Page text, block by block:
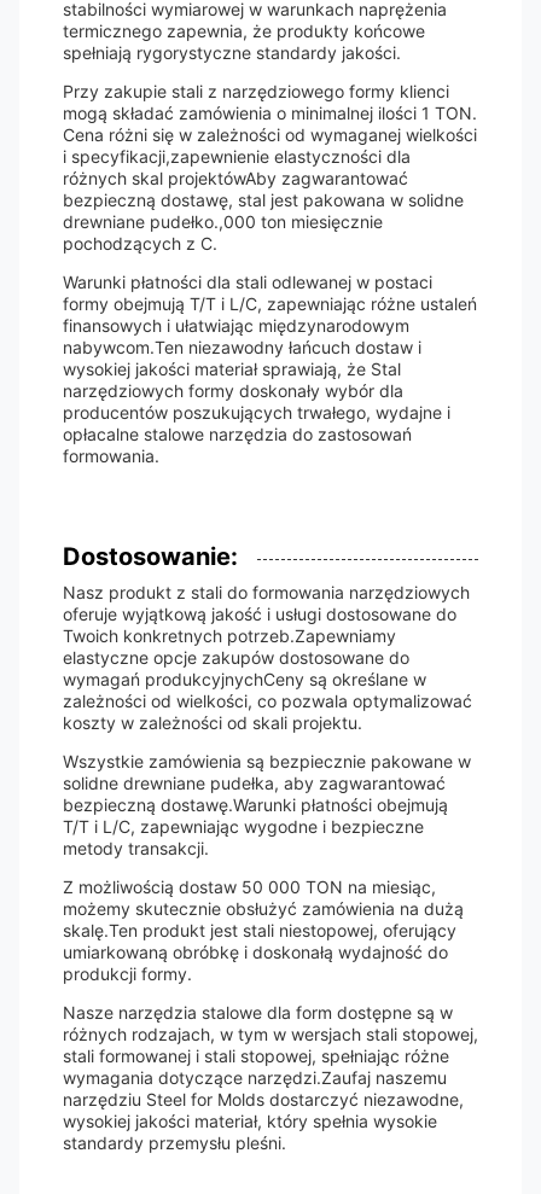
stabilności wymiarowej w warunkach naprężenia
termicznego zapewnia, że produkty końcowe
spełniają rygorystyczne standardy jakości.
Przy zakupie stali z narzędziowego formy klienci
mogą składać zamówienia o minimalnej ilości 1 TON.
Cena różni się w zależności od wymaganej wielkości
i specyfikacji,zapewnienie elastyczności dla
różnych skal projektówAby zagwarantować
bezpieczną dostawę, stal jest pakowana w solidne
drewniane pudełko.,000 ton miesięcznie
pochodzących z C.
Warunki płatności dla stali odlewanej w postaci
formy obejmują T/T i L/C, zapewniając różne ustaleń
finansowych i ułatwiając międzynarodowym
nabywcom.Ten niezawodny łańcuch dostaw i
wysokiej jakości materiał sprawiają, że Stal
narzędziowych formy doskonały wybór dla
producentów poszukujących trwałego, wydajne i
opłacalne stalowe narzędzia do zastosowań
formowania.
Dostosowanie:
Nasz produkt z stali do formowania narzędziowych
oferuje wyjątkową jakość i usługi dostosowane do
Twoich konkretnych potrzeb.Zapewniamy
elastyczne opcje zakupów dostosowane do
wymagań produkcyjnychCeny są określane w
zależności od wielkości, co pozwala optymalizować
koszty w zależności od skali projektu.
Wszystkie zamówienia są bezpiecznie pakowane w
solidne drewniane pudełka, aby zagwarantować
bezpieczną dostawę.Warunki płatności obejmują
T/T i L/C, zapewniając wygodne i bezpieczne
metody transakcji.
Z możliwością dostaw 50 000 TON na miesiąc,
możemy skutecznie obsłużyć zamówienia na dużą
skalę.Ten produkt jest stali niestopowej, oferujący
umiarkowaną obróbkę i doskonałą wydajność do
produkcji formy.
Nasze narzędzia stalowe dla form dostępne są w
różnych rodzajach, w tym w wersjach stali stopowej,
stali formowanej i stali stopowej, spełniając różne
wymagania dotyczące narzędzi.Zaufaj naszemu
narzędziu Steel for Molds dostarczyć niezawodne,
wysokiej jakości materiał, który spełnia wysokie
standardy przemysłu pleśni.